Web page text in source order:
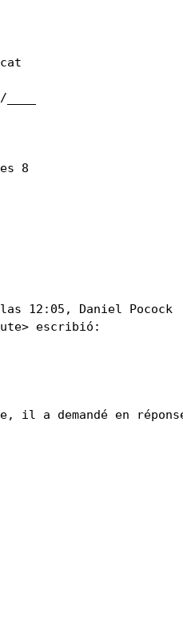
____
8
12:05, Daniel Pocock
escribió:
il a demandé en